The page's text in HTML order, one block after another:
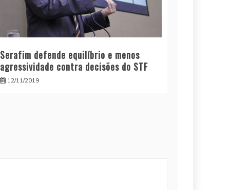
Serafim defende equilíbrio e menos
agressividade contra decisões do STF
12/11/2019